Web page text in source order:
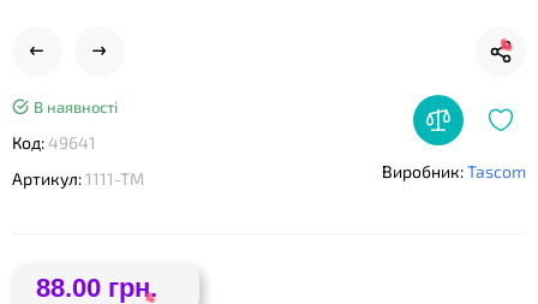
В наявності
Код:49641
Артикул:1111-ТМ Виробник:Tascom
88.00 грн.